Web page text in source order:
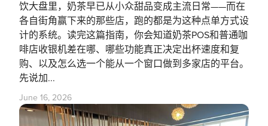
饮大盘里，奶茶早已从小众甜品变成主流日常——而在
各自街角赢下来的那些店，跑的都是为这种点单方式设
计的系统。读完这篇指南，你会知道奶茶POS和普通咖
啡店收银机差在哪、哪些功能真正决定出杯速度和复
购、以及怎么选一个能从一个窗口做到多家店的平台。
先说加...
June 16, 2026